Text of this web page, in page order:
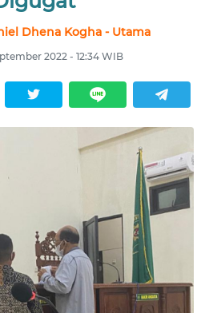
Dhena Kogha - Utama
2022 - 12:34 WIB